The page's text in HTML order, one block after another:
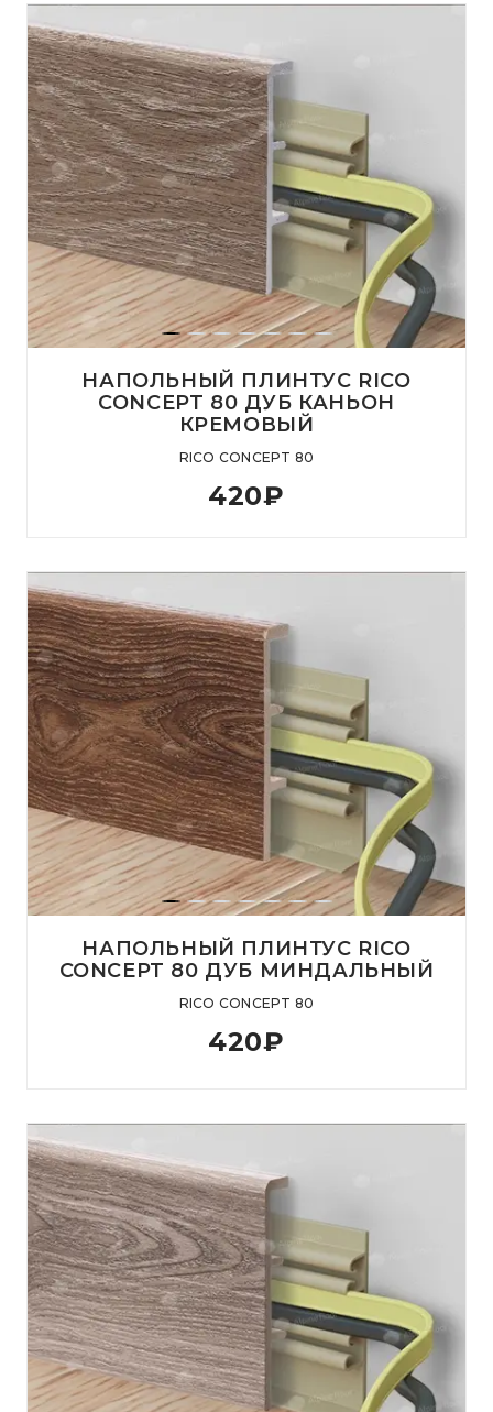
НАПОЛЬНЫЙ ПЛИНТУС RICO
CONCEPT 80 ДУБ КАНЬОН
КРЕМОВЫЙ
RICO CONCEPT 80
420₽
НАПОЛЬНЫЙ ПЛИНТУС RICO
CONCEPT 80 ДУБ МИНДАЛЬНЫЙ
RICO CONCEPT 80
420₽